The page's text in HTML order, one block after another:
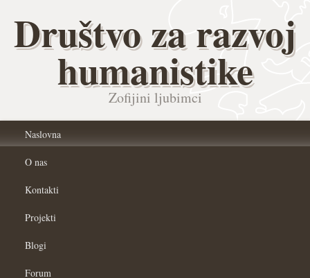
Društvo za razvoj
humanistike
Zofijini ljubimci
Naslovna
O nas
Kontakti
Projekti
Blogi
Forum